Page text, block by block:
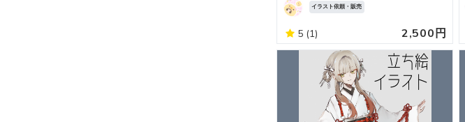
イラスト依頼・販売
5 (1) 2,500円